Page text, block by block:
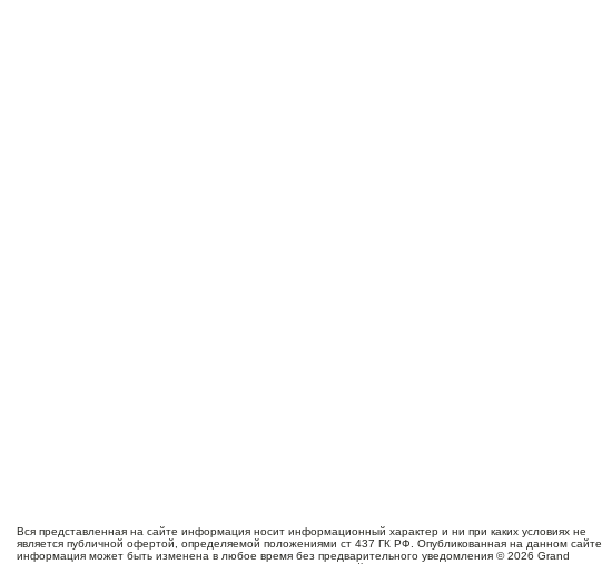
Вся представленная на сайте информация носит информационный характер и ни при каких условиях не
является публичной офертой, определяемой положениями ст 437 ГК РФ. Опубликованная на данном сайте
информация может быть изменена в любое время без предварительного уведомления © 2026 Grand